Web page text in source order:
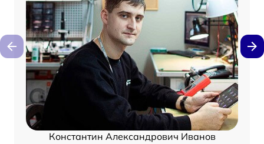
Константин Александрович Иванов